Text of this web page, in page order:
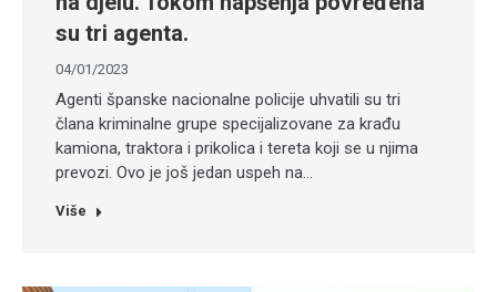
su tri agenta.
04/01/2023
Agenti španske nacionalne policije uhvatili su tri
člana kriminalne grupe specijalizovane za krađu
kamiona, traktora i prikolica i tereta koji se u njima
prevozi. Ovo je još jedan uspeh na…
Više